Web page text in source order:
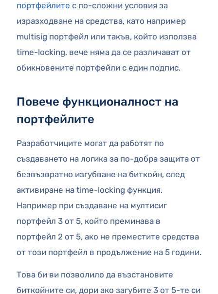
портфейлите с по-сложни условия за
изразходване на средства, като например
multisig портфейл или такъв, който използва
time-locking, вече няма да се различават от
обикновените портфейли с един подпис.
Повече функционалност на
портфейлите
Разработчиците могат да работят по
създаването на логика за по-добра защита от
безвъзвратно изгубване на биткойн, след
активиране на time-locking функция.
Например при създаване на мултисиг
портфейл 3 от 5, който преминава в
портфейл 2 от 5, ако не преместите средства
от този портфейл в продължение на 5 години.
Това би ви позволило да възстановите
биткойните си, дори ако загубите 3 от 5-те си